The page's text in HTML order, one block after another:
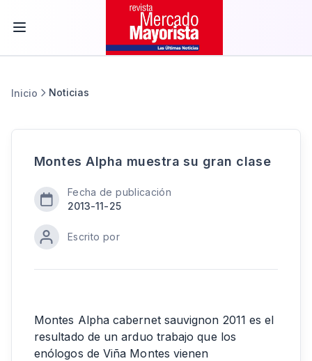
Inicio Noticias
Montes Alpha muestra su gran clase
Fecha de publicación
2013-11-25
Escrito por
Montes Alpha cabernet sauvignon 2011 es el
resultado de un arduo trabajo que los
enólogos de Viña Montes vienen